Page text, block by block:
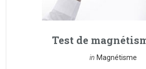
Test de
in Magnétisme